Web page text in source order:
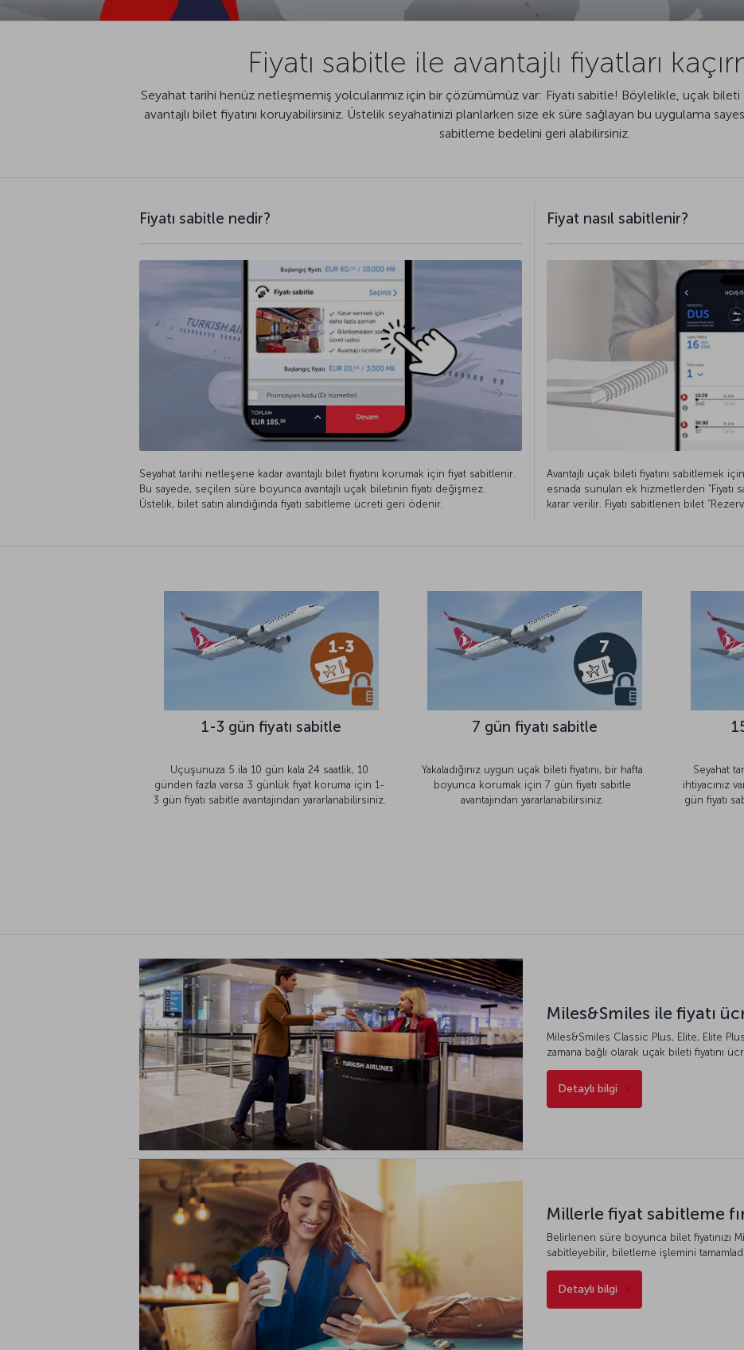
Fiyatı sabitle ile avantajlı fiyatları
Seyahat tarihi henüz netleşmemiş yolcularımız için bir çözümümüz var: Fiyatı sabitle! Böylelikle, uçak bileti
avantajlı bilet fiyatını koruyabilirsiniz. Üstelik seyahatinizi planlarken size ek süre sağlayan bu uygulama
sabitleme bedelini geri alabilirsiniz.
Fiyatı sabitle nedir?
Seyahat tarihi netleşene kadar avantajlı bilet fiyatını korumak için fiyat sabitlenir.
Bu sayede, seçilen süre boyunca avantajlı uçak biletinin fiyatı değişmez.
Üstelik, bilet satın alındığında fiyatı sabitleme ücreti geri ödenir.
Fiyat nasıl sabitlenir?
Avantajlı uçak bileti fiyatını sabitlemek
esnada sunulan ek hizmetlerden “Fiyatı
karar verilir. Fiyatı sabitlenen bilet
1-3 gün fiyatı sabitle
Uçuşunuza 5 ila 10 gün kala 24 saatlik, 10
günden fazla varsa 3 günlük fiyat koruma için 1-
3 gün fiyatı sabitle avantajından yararlanabilirsiniz.
7 gün fiyatı sabitle
Yakaladığınız uygun uçak bileti fiyatını, bir hafta
boyunca korumak için 7 gün fiyatı sabitle
avantajından yararlanabilirsiniz.
Seyahat
ihtiyacınız
gün fiyatı
Miles&Smiles ile fiyatı
Miles&Smiles Classic Plus, Elite, Elite
zamana bağlı olarak uçak bileti fiyatını
Detaylı bilgi
Millerle fiyat sabitleme
Belirlenen süre boyunca bilet fiyatınızı
sabitleyebilir, biletleme işlemini
Detaylı bilgi